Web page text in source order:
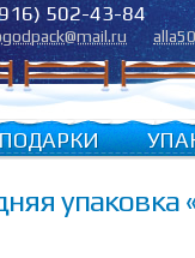
502-43-84
упаковка